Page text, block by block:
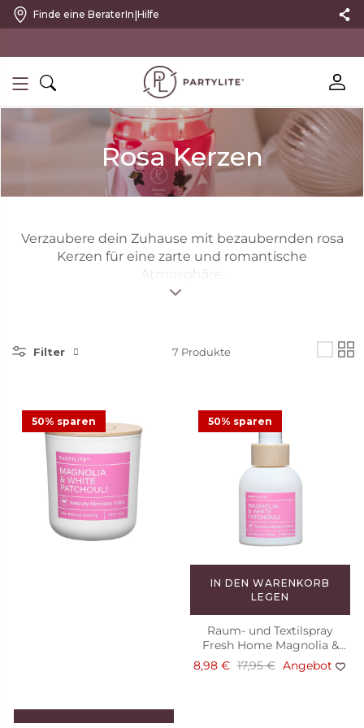
Finde eine BeraterIn|Hilfe
Rosa Kerzen
Verzaubere dein Zuhause mit bezaubernden rosa
Kerzen für eine zarte und romantische
Atmosphäre.
Filter 7 Produkte
50% sparen 50% sparen
IN DEN WARENKORB
LEGEN
Raum- und Textilspray
Fresh Home Magnolia &
White Patchouli
8,98 € 17,95 € Angebot